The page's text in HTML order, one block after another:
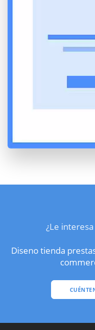
¿Le
Diseno tienda